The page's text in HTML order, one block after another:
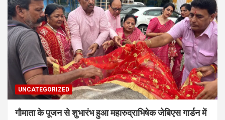
UNCATEGORIZED
गौमाता के पूजन से शुभारंभ हुआ महारुद्राभिषेक जेबिएस गार्डन में